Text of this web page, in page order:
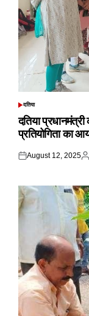
POSTED
दतिया
दतिया
प्रतियोगिता का
Posted
August 12, 2025